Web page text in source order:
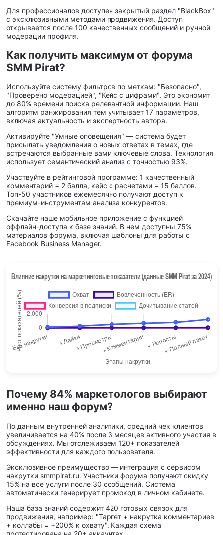
Для профессионалов доступен закрытый раздел "BlackBox"
с эксклюзивными методами продвижения. Доступ
открывается после 100 качественных сообщений и ручной
модерации профиля.
Как получить максимум от форума
SMM Pirat?
Используйте систему фильтров по меткам: "Безопасно",
"Проверено модерацией", "Кейс с цифрами". Это экономит
до 80% времени поиска релевантной информации. Наш
алгоритм ранжирования тем учитывает 17 параметров,
включая актуальность и экспертность автора.
Активируйте "Умные оповещения" — система будет
присылать уведомления о новых ответах в темах, где
встречаются выбранные вами ключевые слова. Технология
использует семантический анализ с точностью 93%.
Участвуйте в рейтинговой программе: 1 качественный
комментарий = 2 балла, кейс с расчетами = 15 баллов.
Топ-50 участников ежемесячно получают доступ к
премиум-инструментам анализа конкурентов.
Скачайте наше мобильное приложение с функцией
оффлайн-доступа к базе знаний. В нем доступны 75%
материалов форума, включая шаблоны для работы с
Facebook Business Manager.
Почему 84% маркетологов выбирают
именно наш форум?
По данным внутренней аналитики, средний чек клиентов
увеличивается на 40% после 3 месяцев активного участия в
обсуждениях. Мы отслеживаем 120+ показателей
эффективности для каждого пользователя.
Эксклюзивное преимущество — интеграция с сервисом
накрутки smmpirat.ru. Участники форума получают скидку
15% на все услуги после 30 сообщений. Система
автоматически генерирует промокод в личном кабинете.
Наша база знаний содержит 420 готовых связок для
продвижения, например: "Таргет + накрутка комментариев
+ коллабы = +200% к охвату". Каждая схема
протестирована на 20+ аккаунтах.